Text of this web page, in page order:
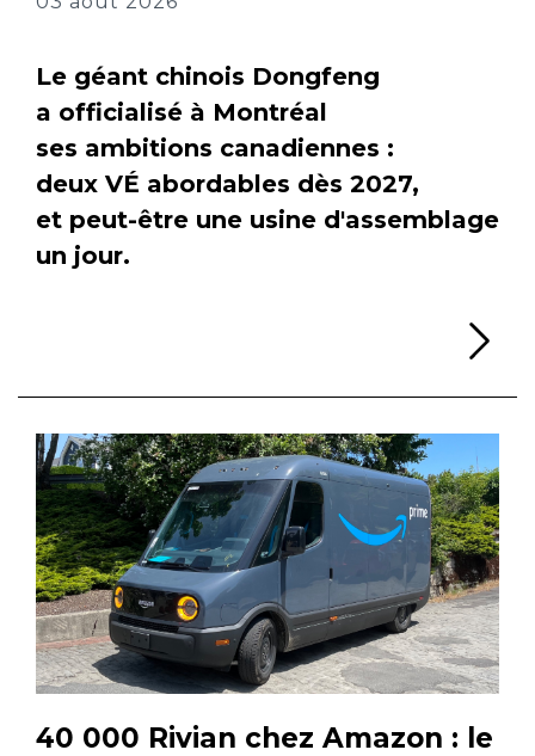
Le géant chinois Dongfeng
a officialisé à Montréal
ses ambitions canadiennes :
deux VÉ abordables dès 2027,
et peut-être une usine d'assemblage
un jour.
40 000 Rivian chez Amazon : le